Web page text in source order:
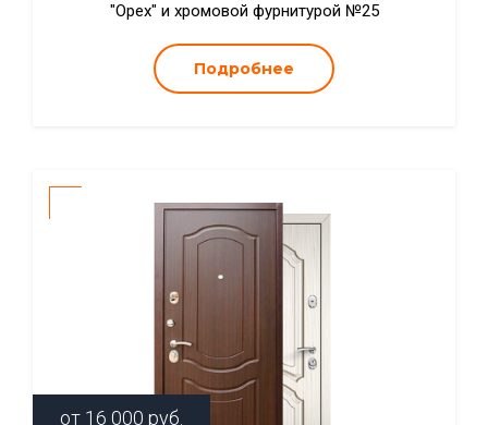
"Орех" и хромовой фурнитурой №25
Подробнее
от 16 000 руб.